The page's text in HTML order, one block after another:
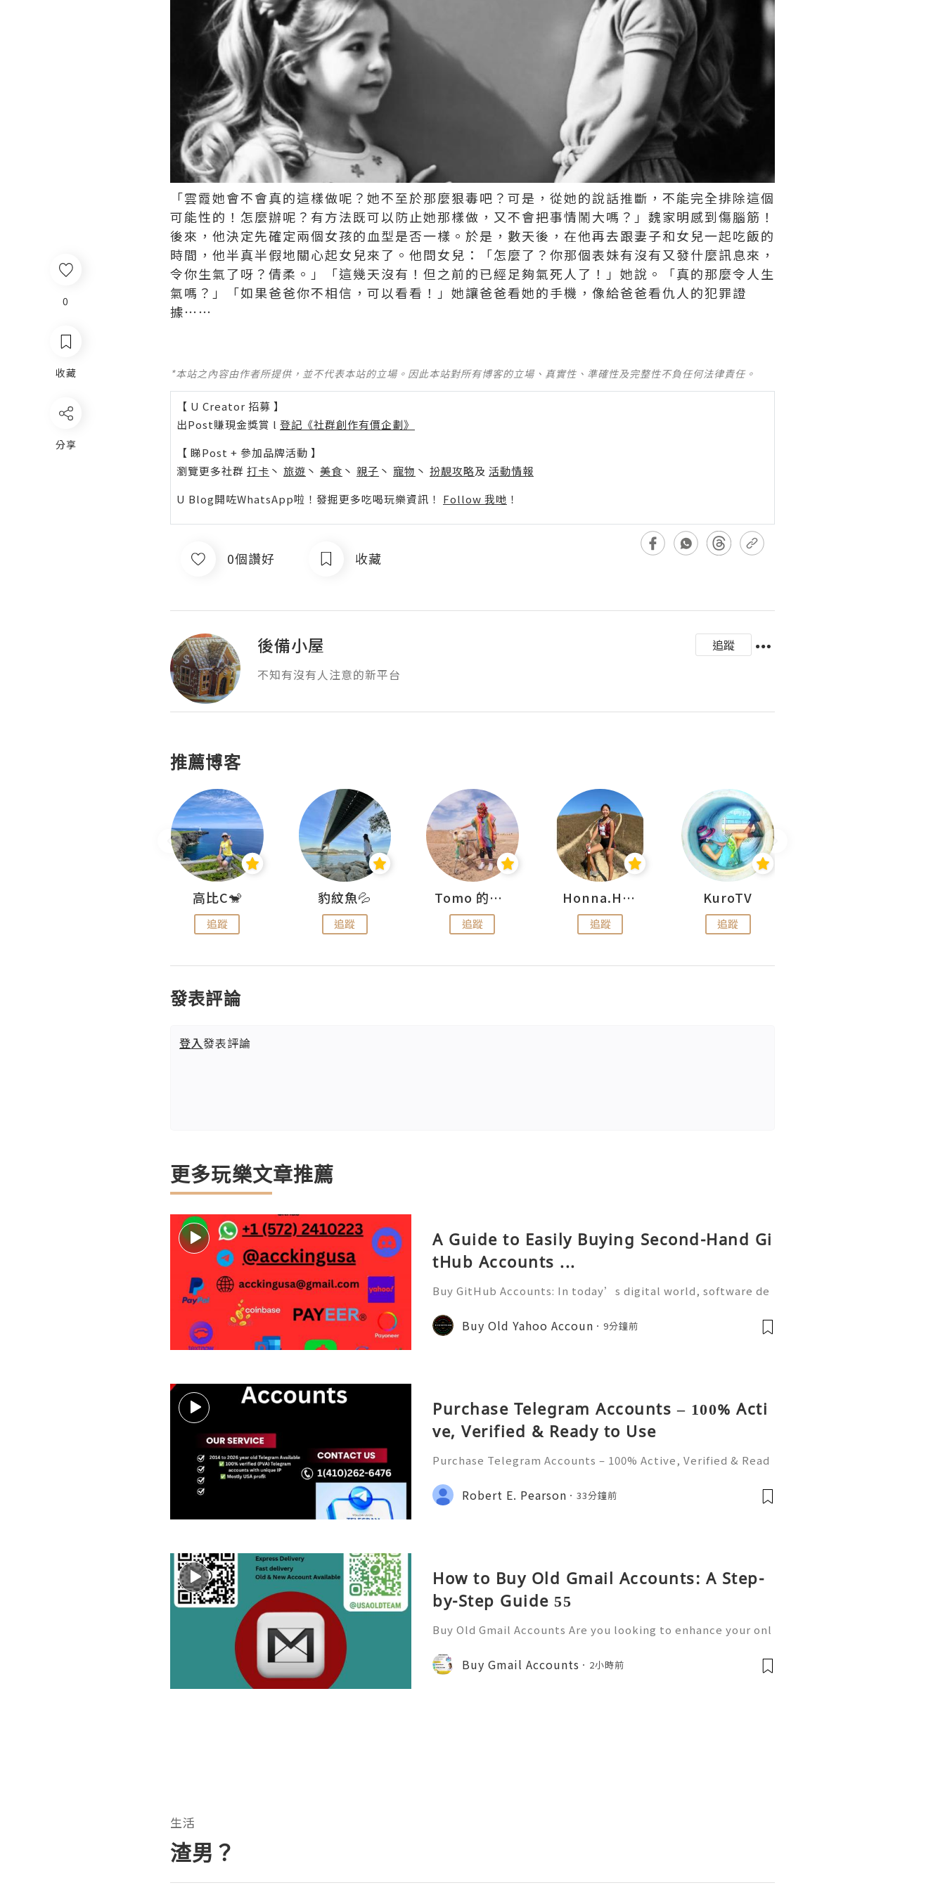
0
收藏
分享
「雲霞她會不會真的這樣做呢？她不至於那麼狠毒吧？可是，從她的說話推斷，不能完全排除這個
可能性的！怎麼辦呢？有方法既可以防止她那樣做，又不會把事情鬧大嗎？」魏家明感到傷腦筋！
後來，他決定先確定兩個女孩的血型是否一樣。於是，數天後，在他再去跟妻子和女兒一起吃飯的
時間，他半真半假地關心起女兒來了。他問女兒：「怎麼了？你那個表妹有沒有又發什麼訊息來，
令你生氣了呀？倩柔。」「這幾天沒有！但之前的已經足夠氣死人了！」她說。「真的那麼令人生
氣嗎？」「如果爸爸你不相信，可以看看！」她讓爸爸看她的手機，像給爸爸看仇人的犯罪證
據⋯⋯
*本站之內容由作者所提供，並不代表本站的立場。因此本站對所有博客的立場、真實性、準確性及完整性不負任何法律責任。
【 U Creator 招募 】
出Post賺現金獎賞 l 登記《社群創作有價企劃》
【 睇Post + 參加品牌活動 】
瀏覽更多社群 打卡 丶 旅遊 丶 美食 丶 親子 丶 寵物 丶 扮靚攻略及 活動情報
U Blog開咗WhatsApp啦！發掘更多吃喝玩樂資訊！ Follow 我哋 ！
0個讚好 收藏
後備小屋
追蹤
不知有沒有人注意的新平台
推薦博客
高比C🐒
追蹤
豹紋魚💦
追蹤
Tomo 的快樂宇宙
追蹤
Honna.H 出走
追蹤
KuroTV
追蹤
發表評論
登入發表評論
更多玩樂文章推薦
A Guide to Easily Buying Second-Hand Gi
tHub Accounts ...
Buy GitHub Accounts: In today’s digital world, software de
n ever. GitHub has become one of the most widely used plat
forms for developers, compa
Buy Old Yahoo Accoun 9分鐘前
Purchase Telegram Accounts – 100% Acti
ve, Verified & Ready to Use
Purchase Telegram Accounts – 100% Active, Verified & Read
m has emerged as one of the most popular messaging platfo
rms, boasting millions of us
Robert E. Pearson 33分鐘前
How to Buy Old Gmail Accounts: A Step-
by-Step Guide 55
Buy Old Gmail Accounts Are you looking to enhance your onl
ail accounts might just be the solution you’re searching fo
r. With millions of users r
Buy Gmail Accounts 2小時前
生活
渣男？